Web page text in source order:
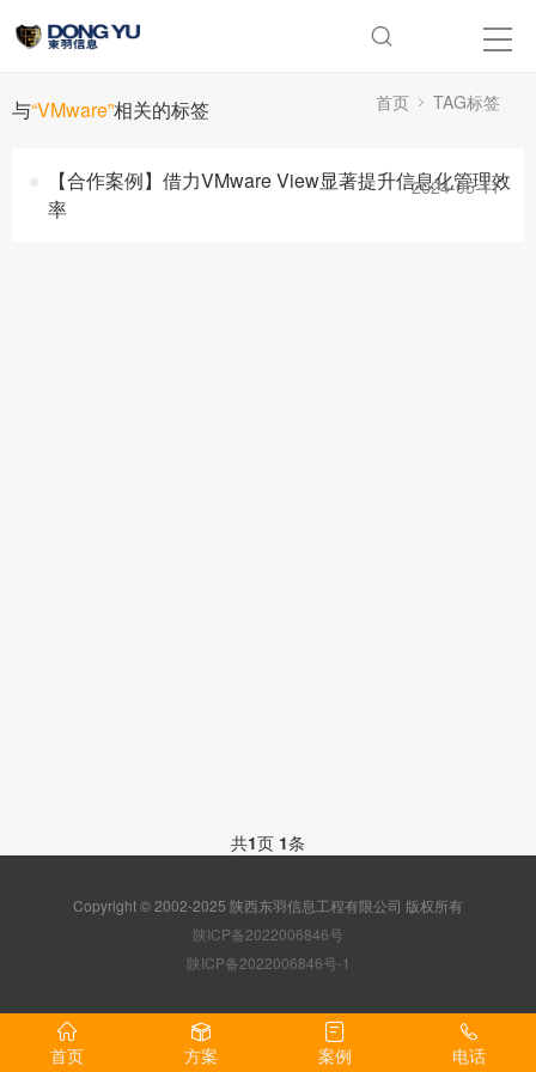
与“VMware”相关的标签 首页 TAG标签
【合作案例】借力VMware View显著提升信息化管理效
率
2024-05-11
共1页 1条
Copyright © 2002-2025 陕西东羽信息工程有限公司 版权所有
陕ICP备2022006846号
陕ICP备2022006846号-1
首页 方案 案例 电话